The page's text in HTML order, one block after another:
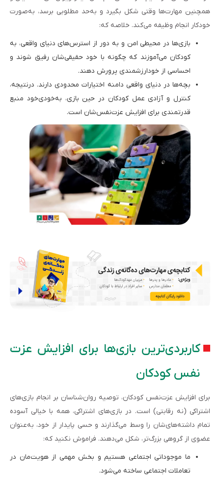
همچنین مهارت‌ها وقتی شکل بگیرد و‌ به‌حد مطلوبی برسد، به‌صورت
خودکار انجام وظیفه می‌کند. خلاصه که:
بازی‌ها در محیطی امن و به‌ دور از استرس‌های دنیای واقعی، به
کودکان می‌آموزند که چگونه با خود حقیقی‌شان رفیق شوند و
احساسی از خودارزشمندی پرورش دهند.
بچه‌ها در دنیای واقعی دامنه اختیارات محدودی دارند. درنتیجه،
کنترل و آزادی عمل کودکان در حین بازی، به‌خودی‌خود منبع
قدرتمندی برای افزایش عزت‌نفس‌شان است.
کاربردی‌ترین بازی‌ها برای افزایش عزت
نفس کودکان
برای افزایش عزت‌نفس کودکان، توصیه روان‌شناسان بر انجام بازی‌های
اشتراکی (نه رقابتی) است. در بازی‌های اشتراکی، همه با خیالی آسوده
تمام داشته‌های‌شان را وسط می‌گذارند و حسی پایدار از خود، به‌عنوان
عضوی از گروهی بزرگ‌تر، شکل می‌دهند. فراموش نکنید که:
ما موجوداتی اجتماعی هستیم و بخش مهمی از هویت‌مان در
تعاملات اجتماعی ساخته می‌شود.